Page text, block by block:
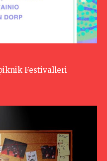
Festivalleri